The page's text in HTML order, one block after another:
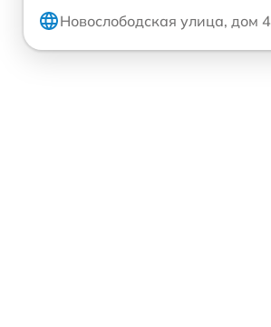
Новослободская улица, дом 4